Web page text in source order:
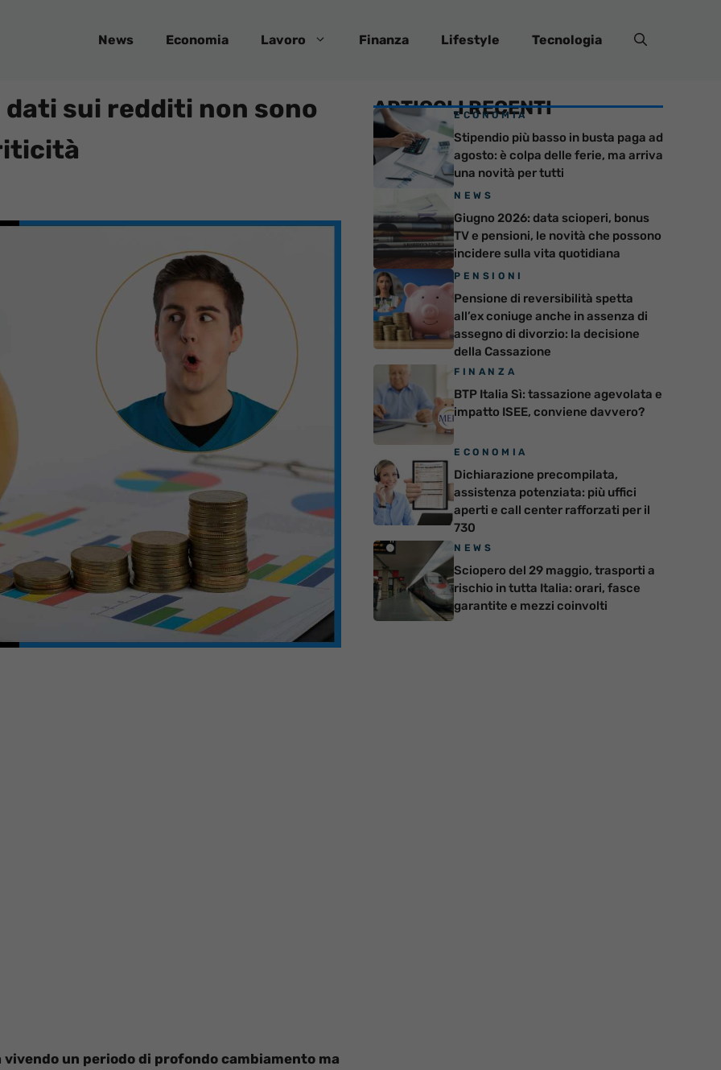
News Economia Lavoro Finanza Lifestyle Tecnologia
dati sui redditi non sono
un periodo di profondo cambiamento ma
ARTICOLI RECENTI
ECONOMIA
Stipendio più basso in busta paga ad
agosto: è colpa delle ferie, ma arriva
una novità per tutti
NEWS
Giugno 2026: data scioperi, bonus
TV e pensioni, le novità che possono
incidere sulla vita quotidiana
PENSIONI
Pensione di reversibilità spetta
all’ex coniuge anche in assenza di
assegno di divorzio: la decisione
della Cassazione
FINANZA
BTP Italia Sì: tassazione agevolata e
impatto ISEE, conviene davvero?
ECONOMIA
Dichiarazione precompilata,
assistenza potenziata: più uffici
aperti e call center rafforzati per il
730
NEWS
Sciopero del 29 maggio, trasporti a
rischio in tutta Italia: orari, fasce
garantite e mezzi coinvolti